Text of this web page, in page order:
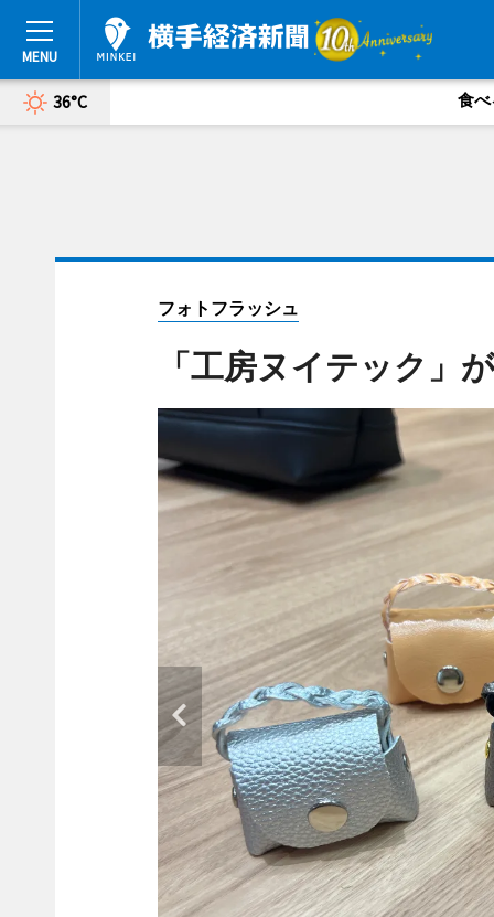
36°C 食べ
フォトフラッシュ
「工房ヌイテック」